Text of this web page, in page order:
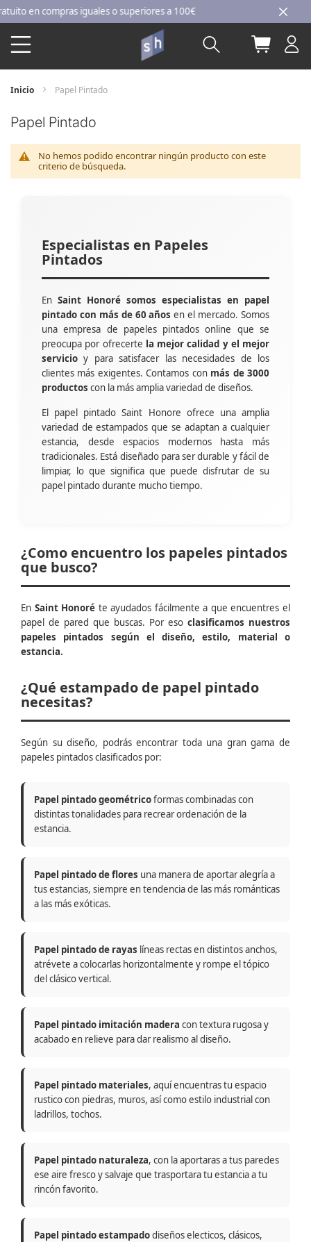
Ir
al
contenido
en compras iguales o superiores a 100€
Buscar Mi
Inicio Papel Pintado
Papel Pintado
No hemos podido encontrar ningún producto con este
criterio de búsqueda.
Especialistas en Papeles
Pintados
En Saint Honoré somos especialistas en papel
pintado con más de 60 años en el mercado. Somos
una empresa de papeles pintados online que se
preocupa por ofrecerte la mejor calidad y el mejor
servicio y para satisfacer las necesidades de los
clientes más exigentes. Contamos con más de 3000
productos con la más amplia variedad de diseños.
El papel pintado Saint Honore ofrece una amplia
variedad de estampados que se adaptan a cualquier
estancia, desde espacios modernos hasta más
tradicionales. Está diseñado para ser durable y fácil de
limpiar, lo que significa que puede disfrutar de su
papel pintado durante mucho tiempo.
¿Como encuentro los papeles pintados
que busco?
En Saint Honoré te ayudados fácilmente a que encuentres el
papel de pared que buscas. Por eso clasificamos nuestros
papeles pintados según el diseño, estilo, material o
estancia.
¿Qué estampado de papel pintado
necesitas?
Según su diseño, podrás encontrar toda una gran gama de
papeles pintados clasificados por:
Papel pintado geométricoformas combinadas con
distintas tonalidades para recrear ordenación de la
estancia.
Papel pintado de flores una manera de aportar alegría a
tus estancias, siempre en tendencia de las más románticas
a las más exóticas.
Papel pintado de rayas líneas rectas en distintos anchos,
atrévete a colocarlas horizontalmente y rompe el tópico
del clásico vertical.
Papel pintado imitación madera con textura rugosa y
acabado en relieve para dar realismo al diseño.
Papel pintado materiales, aquí encuentras tu espacio
rustico con piedras, muros, así como estilo industrial con
ladrillos, tochos.
Papel pintado naturaleza, con la aportaras a tus paredes
ese aire fresco y salvaje que trasportara tu estancia a tu
rincón favorito.
Papel pintado estampadodiseños electicos, clásicos,